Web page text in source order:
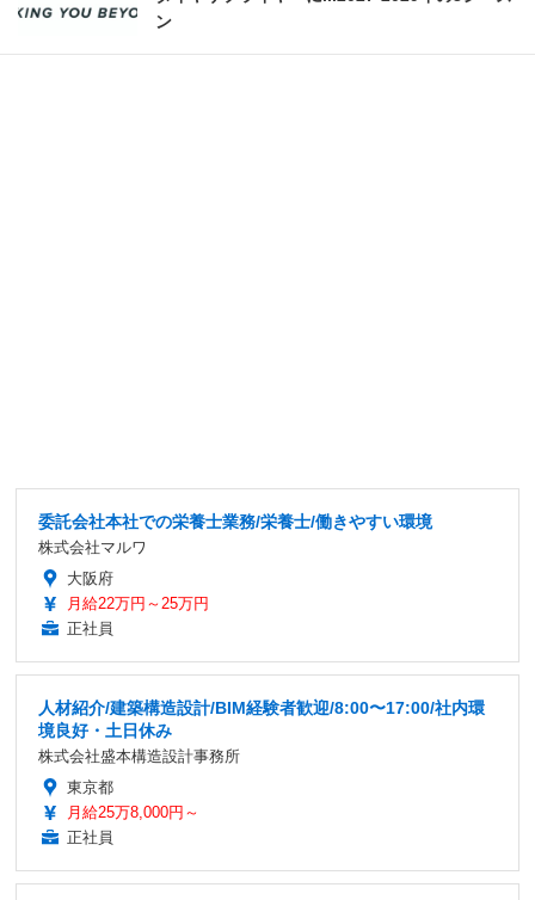
ン
委託会社本社での栄養士業務/栄養士/働きやすい環境
株式会社マルワ
大阪府
月給22万円～25万円
正社員
人材紹介/建築構造設計/BIM経験者歓迎/8:00〜17:00/社内環
境良好・土日休み
株式会社盛本構造設計事務所
東京都
月給25万8,000円～
正社員